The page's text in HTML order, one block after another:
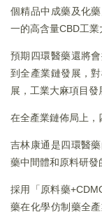
個精品中成藥及化
一的高含量CBD工業
預期四環醫藥還將
到全產業鏈發展，
展，工業大麻項目發
在全產業鏈佈局上，
吉林康通是四環醫
藥中間體和原料研發
採用「原料藥
藥在化學仿制藥全